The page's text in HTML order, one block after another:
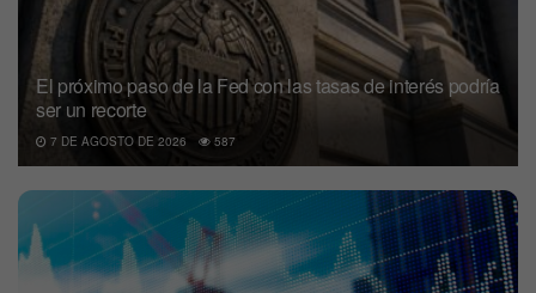
El próximo paso de la Fed con las tasas de interés podría
ser un recorte
7 DE AGOSTO DE 2026 587